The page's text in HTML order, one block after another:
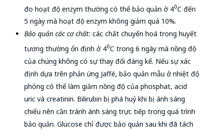
đo hoạt độ enzym thường có thể bảo quản ở 40C đến
5 ngày mà hoạt độ enzym không giảm quá 10%.
Bảo quản các cơ chất:các chất chuyển hoá trong huyết
tương thường ổn định ở 40C trong 6 ngày mà nồng độ
của chúng không có sự thay đổi đáng kể. Nếu sự xác
định dựa trên phản ứng Jaffé, bảo quản mẫu ở nhiệt độ
phòng có thể làm giảm nồng độ của phosphat, acid
uric và creatinin. Bilirubin bị phá huỷ khi bị ánh sáng
chiếu nên cần tránh ánh sáng trực tiếp trong quá trình
bảo quản. Glucose chỉ được bảo quản sau khi đã tách